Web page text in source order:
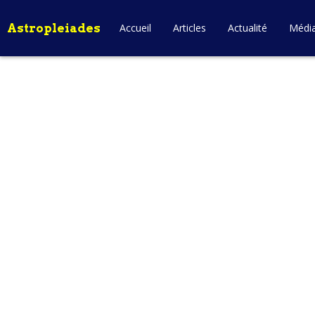
Astropleiades Accueil Articles Actualité